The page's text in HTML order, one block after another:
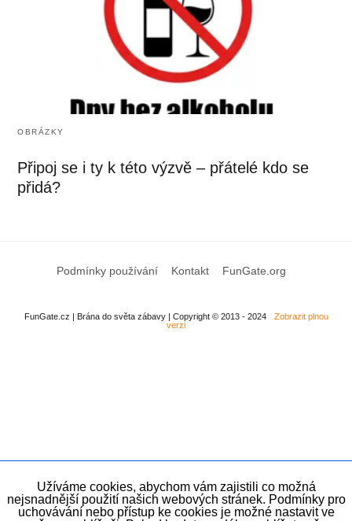
OBRÁZKY
Připoj se i ty k této výzvě – přátelé kdo se
přidá?
Podmínky používání Kontakt FunGate.org
FunGate.cz | Brána do světa zábavy | Copyright © 2013 - 2024
Zobrazit plnou
verzi
Užíváme cookies, abychom vám zajistili co možná
nejsnadnější použití našich webových stránek. Podmínky pro
uchovávání nebo přístup ke cookies je možné nastavit ve